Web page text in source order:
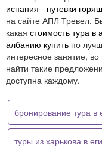
испания - путевки
на сайте АПЛ Тревел.
какая стоимость тура в
албанию купить по
интересное занятие,
найти такие
доступна каждому.
бронирование тура в
туры из харькова в